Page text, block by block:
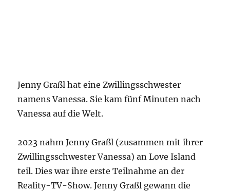
Jenny Graßl hat eine Zwillingsschwester
namens Vanessa. Sie kam fünf Minuten nach
Vanessa auf die Welt.
2023 nahm Jenny Graßl (zusammen mit ihrer
Zwillingsschwester Vanessa) an Love Island
teil. Dies war ihre erste Teilnahme an der
Reality-TV-Show. Jenny Graßl gewann die